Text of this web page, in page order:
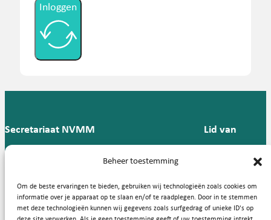
Beheer toestemming
Om de beste ervaringen te bieden, gebruiken wij technologieën zoals cookies om
informatie over je apparaat op te slaan en/of te raadplegen. Door in te stemmen
met deze technologieën kunnen wij gegevens zoals surfgedrag of unieke ID's op
Inloggen
Secretariaat NVMM
Groningen
T: 088 -
57
Lid van